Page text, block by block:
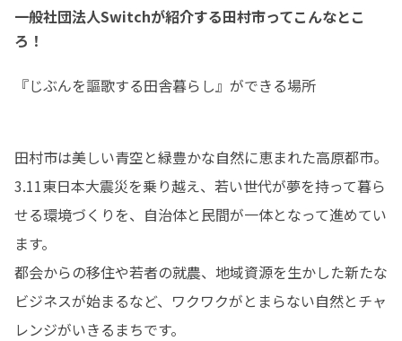
一般社団法人Switchが紹介する田村市ってこんなとこ
ろ！
『じぶんを謳歌する田舎暮らし』ができる場所
田村市は美しい青空と緑豊かな自然に恵まれた高原都市。
3.11東日本大震災を乗り越え、若い世代が夢を持って暮ら
せる環境づくりを、自治体と民間が一体となって進めてい
ます。
都会からの移住や若者の就農、地域資源を生かした新たな
ビジネスが始まるなど、ワクワクがとまらない自然とチャ
レンジがいきるまちです。